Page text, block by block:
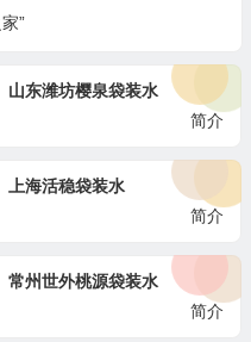
”
山东潍坊樱泉袋装水
简介
上海活稳袋装水
简介
常州世外桃源袋装水
简介